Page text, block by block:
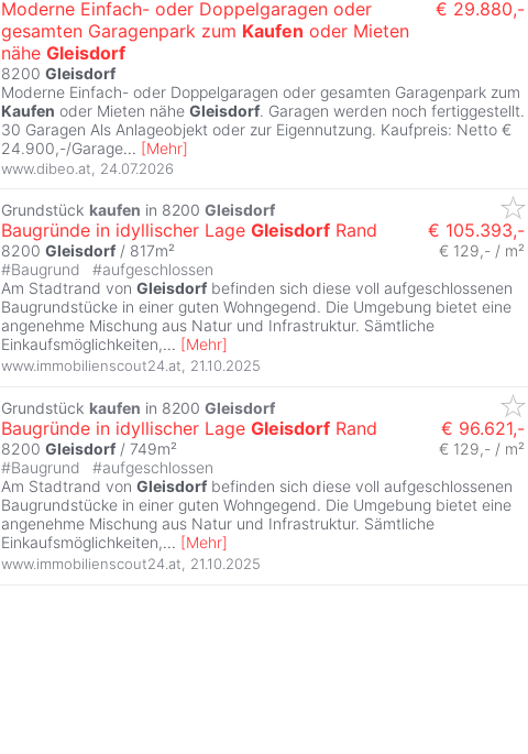
Moderne Einfach- oder Doppelgaragen oder
gesamten Garagenpark zum Kaufen oder Mieten
nähe Gleisdorf
€ 29.880,-
8200 Gleisdorf
Moderne Einfach- oder Doppelgaragen oder gesamten Garagenpark zum
Kaufen oder Mieten nähe Gleisdorf. Garagen werden noch fertiggestellt.
30 Garagen Als Anlageobjekt oder zur Eigennutzung. Kaufpreis: Netto €
24.900,-/Garage... [Mehr]
www.dibeo.at, 24.07.2026
Grundstück kaufen in 8200 Gleisdorf
Baugründe in idyllischer Lage Gleisdorf Rand € 105.393,-
8200 Gleisdorf / 817m²
€ 129,- / m²
#Baugrund #aufgeschlossen
Am Stadtrand von Gleisdorf befinden sich diese voll aufgeschlossenen
Baugrundstücke in einer guten Wohngegend. Die Umgebung bietet eine
angenehme Mischung aus Natur und Infrastruktur. Sämtliche
Einkaufsmöglichkeiten,... [Mehr]
www.immobilienscout24.at 21.10.2025
Grundstück kaufen in 8200 Gleisdorf
Baugründe in idyllischer Lage Gleisdorf Rand € 96.621,-
8200 Gleisdorf / 749m²
€ 129,- / m²
#Baugrund #aufgeschlossen
Am Stadtrand von Gleisdorf befinden sich diese voll aufgeschlossenen
Baugrundstücke in einer guten Wohngegend. Die Umgebung bietet eine
angenehme Mischung aus Natur und Infrastruktur. Sämtliche
Einkaufsmöglichkeiten,... [Mehr]
www.immobilienscout24.at 21.10.2025